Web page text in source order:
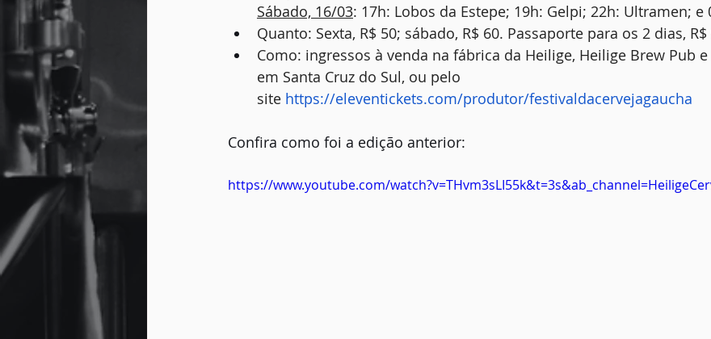
Sábado, 16/03: 17h: Lobos da Estepe; 19h: Gelpi; 22h: Ultramen; e
Quanto: Sexta, R$ 50; sábado, R$ 60. Passaporte para os 2 dias, R$
Como: ingressos à venda na fábrica da Heilige, Heilige Brew Pub
em Santa Cruz do Sul, ou pelo
site https://eleventickets.com/produtor/festivaldacervejagaucha
Confira como foi a edição anterior:
https://www.youtube.com/